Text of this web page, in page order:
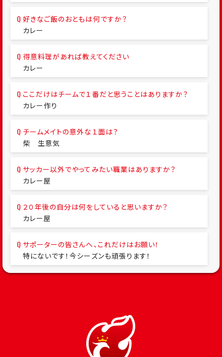
好きなご飯のおともは何ですか？
カレー
得意料理があれば教えてください
カレー
ここだけはチームで１番だと思うことはありますか？
カレー作り
チームメイトの意外な１面は？
柴 生意気
サッカー以外でやってみたい職業はありますか？
カレー屋
２０年後の自分は何をしていると思いますか？
カレー屋
サポーターの皆さんへ、これだけはお願い！
特にないです！今シーズンも頑張ります！